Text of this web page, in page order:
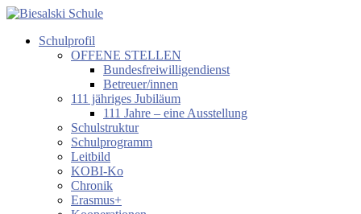
Zum
springen
Biesalski
Förderzentrum
körperliche
motorische
Entwicklung
Schulprofil
OFFENE STELLEN
Bundesfreiwilligendienst
Betreuer/innen
111 jähriges Jubiläum
111 Jahre – eine Ausstellung
Schulstruktur
Schulprogramm
Leitbild
KOBI-Ko
Chronik
Erasmus+